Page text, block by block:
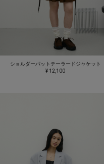
ショルダーパットテーラードジャケット
¥ 12,100